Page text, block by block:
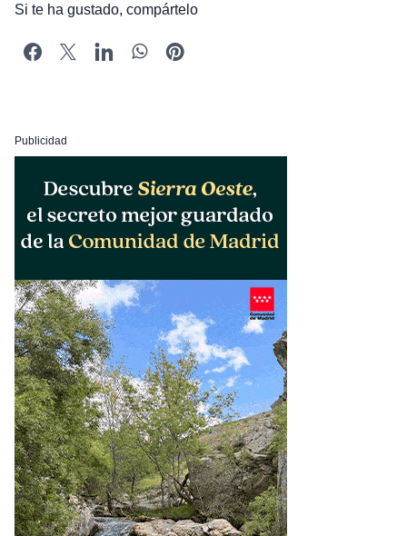
Si te ha gustado, compártelo
Publicidad